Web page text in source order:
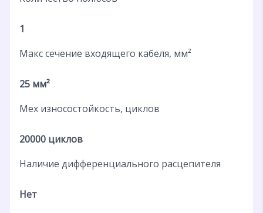
1
Макс сечение входящего кабеля, мм²
25 мм²
Мех износостойкость, циклов
20000 циклов
Наличие дифференциального расцепителя
Нет